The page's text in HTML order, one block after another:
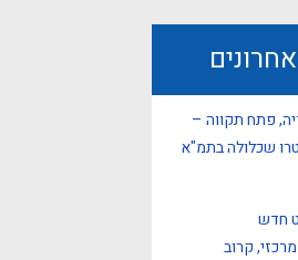
פתח תקווה –
שכלולה בתמ"א
חדש
קרוב